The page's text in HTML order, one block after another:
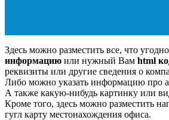
Здесь можно разместить все, что
информацию или нужный Вам html
реквизиты или другие сведения о
Либо можно указать информацию про
А также какую-нибудь картинку или
Кроме того, здесь можно разместить
гугл карту местонахождения офиса.